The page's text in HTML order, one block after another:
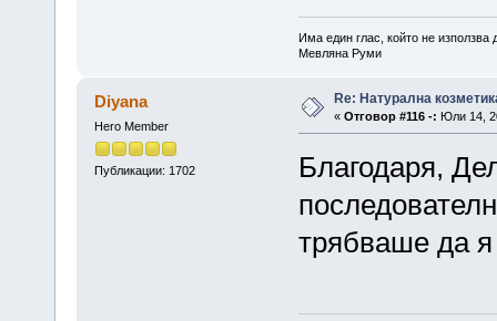
Има един глас, който не
Мевляна Руми
Diyana
Hero Member
Публикации: 1702
Re: Натурална
« Отговор #116 -: Юли 14,
Благодаря,
трябваше да